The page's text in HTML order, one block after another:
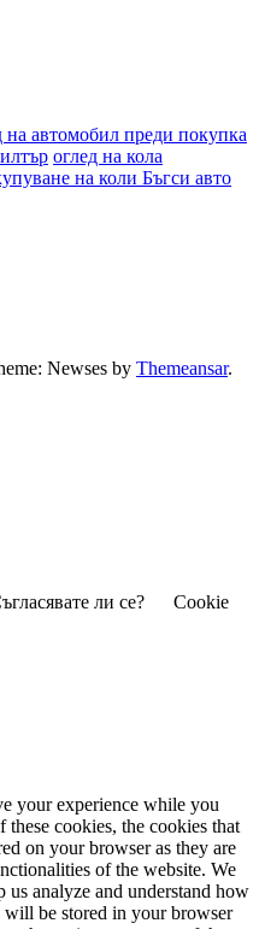
на автомобил преди покупка
оглед на кола
на коли Бъгси авто
Newses by Themeansar.
ли се?
Cookie
your experience while you
cookies, the cookies that
on your browser as they are
of the website. We
us analyze and understand how
will be stored in your browser